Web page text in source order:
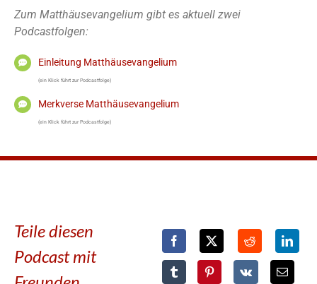
Zum Matthäusevangelium gibt es aktuell zwei
Podcastfolgen:
Einleitung Matthäusevangelium
(ein Klick führt zur Podcastfolge)
Merkverse Matthäusevangelium
(ein Klick führt zur Podcastfolge)
Teile diesen
Podcast mit